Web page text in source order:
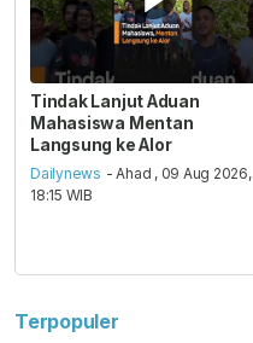
Tindak Lanjut Aduan
Mahasiswa Mentan
Langsung ke Alor
Dailynews - Ahad , 09 Aug 2026,
18:15 WIB
Terpopuler